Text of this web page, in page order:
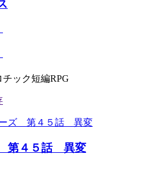
ック短編RPG
第４５話 異変